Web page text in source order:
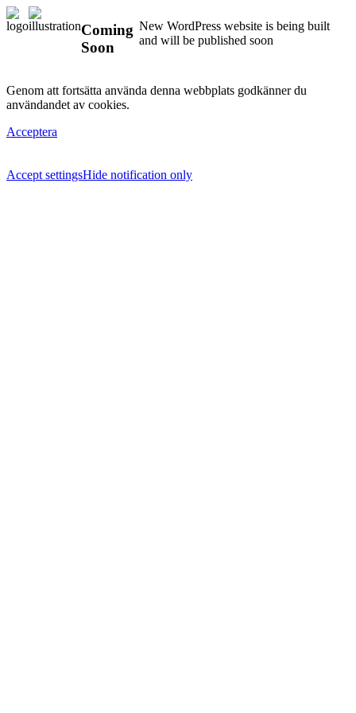
Coming
Soon
New WordPress website is being built
and will be published soon
Genom att fortsätta använda denna webbplats godkänner du
användandet av cookies.
Acceptera
Accept settingsHide notification only